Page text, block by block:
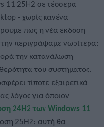
11 25H2 σε τέσσερα
- χωρίς κανένα
πως η νέα έκδοση
περιγράψαμε νωρίτερα:
την κατανάλωση
του συστήματος.
τίποτε εξαιρετικά
λόγος για όποιον
24H2 των Windows 11
25H2: αυτή θα